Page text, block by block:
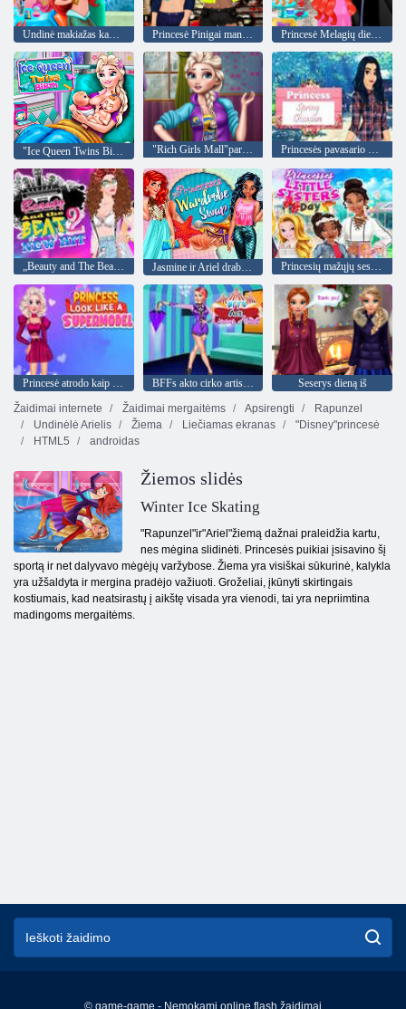
Undinė makiažas kambarys Princesė Pinigai man Už Princesė Melagių diena kirpykla
"Rich Girls Mall"parduotuvės Princesės pavasario progos
„Beauty and The Beat 2“ naujas hitas Jasmine ir Ariel drabužių spintos keitimas Princesių mažųjų seserų diena
Princesė atrodo kaip supermodelis BFFs akto cirko artistas
Seserys dieną iš
Žaidimai internete
Žaidimai mergaitėms Apsirengti
Rapunzel
Undinėlė Arielis
Žiema Liečiamas ekranas
"Disney"princesė
HTML5
androidas
Žiemos slidės
Winter Ice Skating
"Rapunzel"ir"Ariel"žiemą dažnai praleidžia kartu,
nes mėgina slidinėti. Princesės puikiai įsisavino šį
sportą ir net dalyvavo mėgėjų varžybose. Žiema yra visiškai sūkurinė, kalykla
yra užšaldyta ir mergina pradėjo važiuoti. Groželiai, įkūnyti skirtingais
kostiumais, kad neatsirastų į aikštę visada yra vienodi, tai yra nepriimtina
madingoms mergaitėms.
© game-game - Nemokami online flash žaidimai